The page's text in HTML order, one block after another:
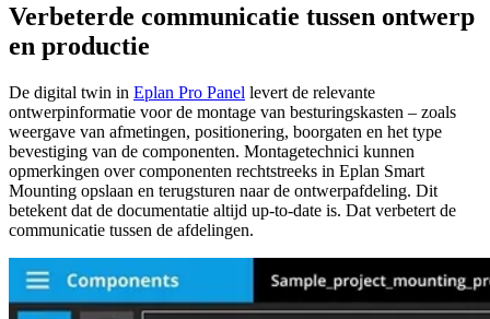
Verbeterde communicatie tussen ontwerp
en productie
De digital twin in Eplan Pro Panel levert de relevante
ontwerpinformatie voor de montage van besturingskasten – zoals
weergave van afmetingen, positionering, boorgaten en het type
bevestiging van de componenten. Montagetechnici kunnen
opmerkingen over componenten rechtstreeks in Eplan Smart
Mounting opslaan en terugsturen naar de ontwerpafdeling. Dit
betekent dat de documentatie altijd up-to-date is. Dat verbetert de
communicatie tussen de afdelingen.